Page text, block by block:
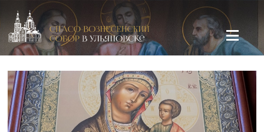
Спасо-Вознесенский кафедральный собор в Ульяновске